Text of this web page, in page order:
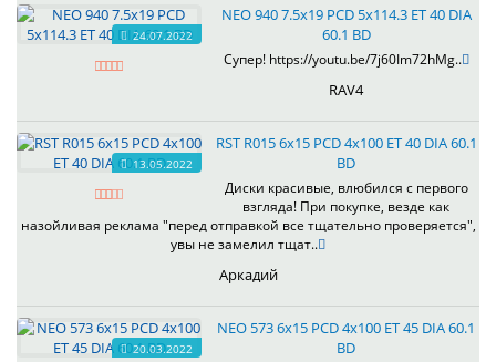
24.07.2022
NEO 940 7.5x19 PCD 5x114.3 ET 40 DIA
60.1 BD
Супер! https://youtu.be/7j60Im72hMg..
RAV4
13.05.2022
RST R015 6x15 PCD 4x100 ET 40 DIA 60.1
BD
Диски красивые, влюбился с первого
взгляда! При покупке, везде как
назойливая реклама "перед отправкой все тщательно проверяется",
увы не замелил тщат..
Аркадий
20.03.2022
NEO 573 6x15 PCD 4x100 ET 45 DIA 60.1
BD